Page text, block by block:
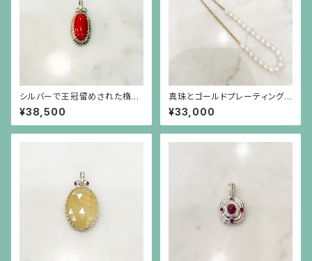
シルバーで王冠留めされた楕円
形の赤珊瑚、芥子パールのペン
ダント（チェーン別）
¥38,500
真珠とゴールドプレーティングを
したシルバーチェーンのネックレ
ス
¥33,000